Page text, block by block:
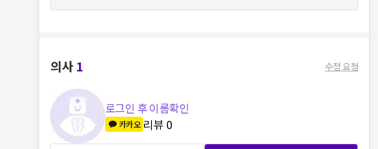
의사1 수정 요청
로그인 후 이름확인
카카오 리뷰0